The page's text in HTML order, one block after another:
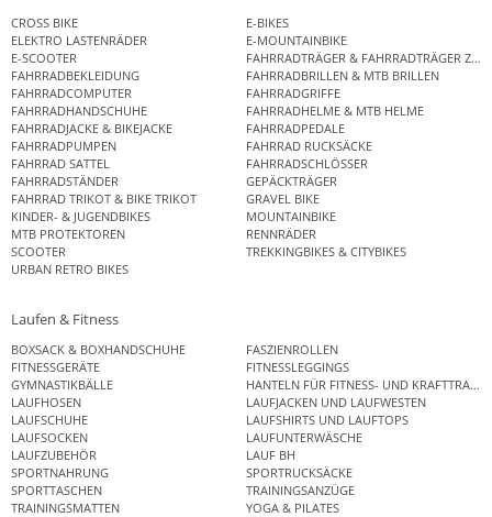
CROSS BIKE
E-BIKES
ELEKTRO LASTENRÄDER
E-MOUNTAINBIKE
E-SCOOTER
FAHRRADTRÄGER & FAHRRADTRÄGER
FAHRRADBEKLEIDUNG
FAHRRADBRILLEN & MTB BRILLEN
FAHRRADCOMPUTER
FAHRRADGRIFFE
FAHRRADHANDSCHUHE
FAHRRADHELME & MTB HELME
FAHRRADJACKE & BIKEJACKE
FAHRRADPEDALE
FAHRRADPUMPEN
FAHRRAD RUCKSÄCKE
FAHRRAD SATTEL
FAHRRADSCHLÖSSER
FAHRRADSTÄNDER
GEPÄCKTRÄGER
FAHRRAD TRIKOT & BIKE TRIKOT
GRAVEL BIKE
KINDER- & JUGENDBIKES
MOUNTAINBIKE
MTB PROTEKTOREN
RENNRÄDER
SCOOTER
TREKKINGBIKES & CITYBIKES
URBAN RETRO BIKES
Laufen & Fitness
BOXSACK & BOXHANDSCHUHE
FASZIENROLLEN
FITNESSGERÄTE
FITNESSLEGGINGS
GYMNASTIKBÄLLE
HANTELN FÜR FITNESS- UND
LAUFHOSEN
LAUFJACKEN UND LAUFWESTEN
LAUFSCHUHE
LAUFSHIRTS UND LAUFTOPS
LAUFSOCKEN
LAUFUNTERWÄSCHE
LAUFZUBEHÖR
LAUF BH
SPORTNAHRUNG
SPORTRUCKSÄCKE
SPORTTASCHEN
TRAININGSANZÜGE
TRAININGSMATTEN
YOGA & PILATES